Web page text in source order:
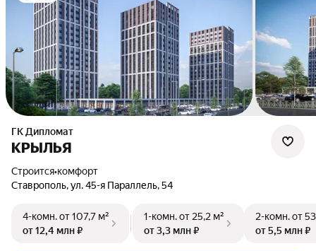
ГК Дипломат
КРЫЛЬЯ
Строится•комфорт
Ставрополь, ул. 45-я Параллель, 54
4-комн.от 107,7 м²
от 12,4 млн ₽
1-комн.от 25,2 м²
от 3,3 млн ₽
2-комн.от
от 5,5 млн ₽